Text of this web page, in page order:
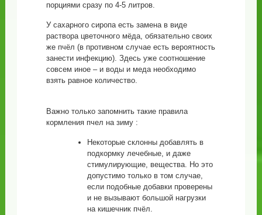
порциями сразу по 4-5 литров.
У сахарного сиропа есть замена в виде
раствора цветочного мёда, обязательно своих
же пчёл (в противном случае есть вероятность
занести инфекцию). Здесь уже соотношение
совсем иное – и воды и меда необходимо
взять равное количество.
Важно только запомнить такие правила
кормления пчел на зиму :
Некоторые склонны добавлять в
подкормку лечебные, и даже
стимулирующие, вещества. Но это
допустимо только в том случае,
если подобные добавки проверены
и не вызывают большой нагрузки
на кишечник пчёл.